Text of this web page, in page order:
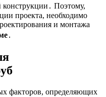
конструкции․ Поэтому,
проекта, необходимо
и монтажа
․
факторов, определяющих